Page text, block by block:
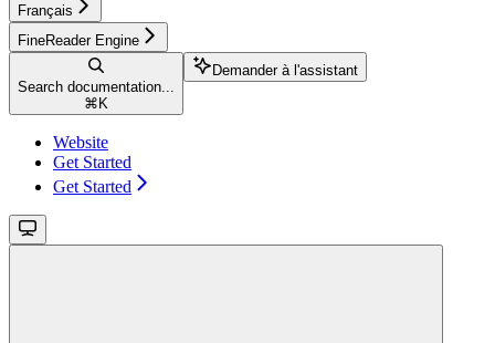
Français
FineReader Engine
Search documentation...
⌘ K
Demander à l'assistant
Website
Get Started
Get Started